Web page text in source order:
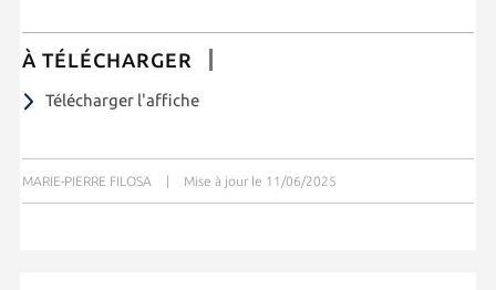
À TÉLÉCHARGER
Télécharger l'affiche
MARIE-PIERRE FILOSA | Mise à jour le 11/06/2025